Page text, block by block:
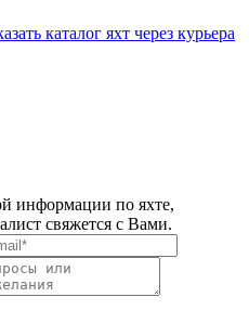
каталог яхт через курьера
информации по яхте,
свяжется с Вами.